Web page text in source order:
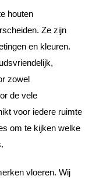
houten
Ze zijn
en kleuren.
zowel
de vele
voor iedere ruimte
om te kijken welke
vloeren. Wij